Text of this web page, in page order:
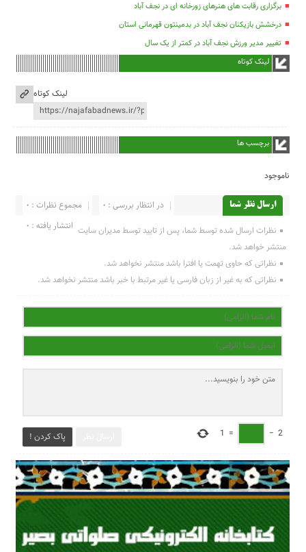
برگزاری رقابت های هنرهای زورخانه ای در نجف آباد
درخشش بازیکنان نجف آباد در بدمینتون قهرمانی استان
تغییر مدیر ورزش نجف آباد در کمتر از یک سال
لینک کوتاه
لینک کوتاه
برچسب ها
ناموجود
ارسال نظر شما مجموع نظرات : 0
در انتظار بررسی : 0
انتشار یافته : 0 نظرات ارسال شده توسط شما، پس از تایید توسط مدیران سایت
منتشر خواهد شد.
نظراتی که حاوی تهمت یا افترا باشد منتشر نخواهد شد.
نظراتی که به غیر از زبان فارسی یا غیر مرتبط با خبر باشد منتشر نخواهد شد.
پاک کردن ! 2
−
=
1